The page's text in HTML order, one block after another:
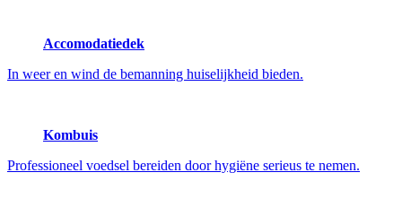
Accomodatiedek
In weer en wind de bemanning huiselijkheid bieden.
Kombuis
Professioneel voedsel bereiden door hygiëne serieus te nemen.